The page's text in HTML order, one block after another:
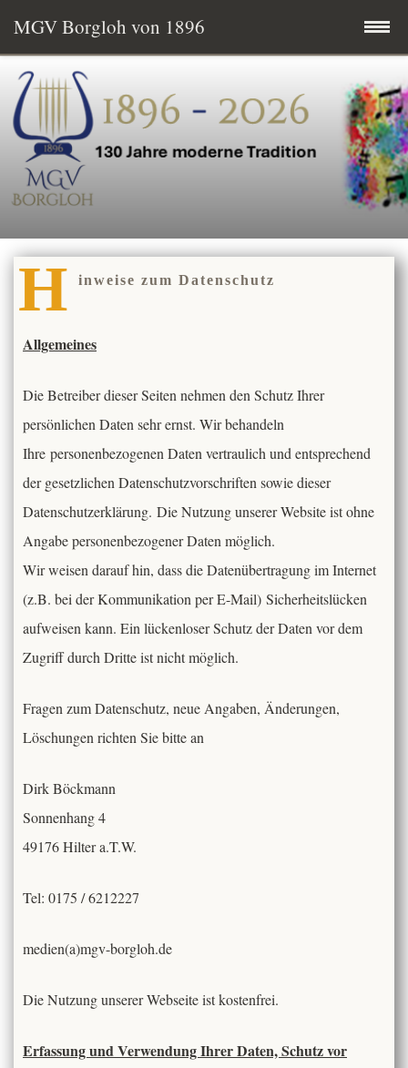
MGV Borgloh von 1896
Zum
Inhalt
springen
Startseite
Termine
MGV aktuell
Wissenswertes
Mitglied werden
Vereinsgeschichte
Vorstand & Chorleitung
Kontakt
Mitglieder
TeutoChoriFeen
TeutoChoriFeen
TeutoChoriFeen Vorstand
TeutoChoriFeen intern
TeutoMusiKids
TeutoMusiKids News
H inweise zum Datenschutz
Allgemeines
Die Betreiber dieser Seiten nehmen den Schutz Ihrer
persönlichen Daten sehr ernst. Wir behandeln
Ihre personenbezogenen Daten vertraulich und entsprechend
der gesetzlichen Datenschutzvorschriften sowie dieser
Datenschutzerklärung. Die Nutzung unserer Website ist ohne
Angabe personenbezogener Daten möglich.
Wir weisen darauf hin, dass die Datenübertragung im Internet
(z.B. bei der Kommunikation per E-Mail) Sicherheitslücken
aufweisen kann. Ein lückenloser Schutz der Daten vor dem
Zugriff durch Dritte ist nicht möglich.
Fragen zum Datenschutz, neue Angaben, Änderungen,
Löschungen richten Sie bitte an
Dirk Böckmann
Sonnenhang 4
49176 Hilter a.T.W.
Tel: 0175 / 6212227
medien(a)mgv-borgloh.de
Die Nutzung unserer Webseite ist kostenfrei.
Erfassung und Verwendung Ihrer Daten,Schutz vor